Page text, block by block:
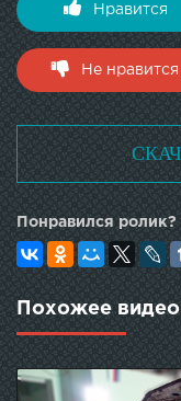
Нравится
Не нравится
Понравился
Похожее